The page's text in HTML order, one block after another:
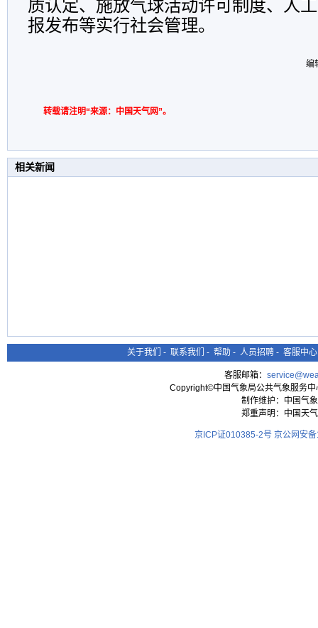
质认定、施放气球活动许可制度、人
报发布等实行社会管理。
编
转载请注明“来源：中国天气网”。
相关新闻
关于我们 - 联系我们 - 帮助 - 人员招聘 - 客服中心
客服邮箱：
Copyright©中国气象局公共气象服务
制作维护：中国气
郑重声明：中国天
京ICP证010385-2号 京公网安